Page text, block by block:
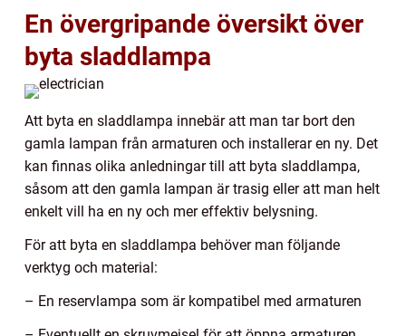
En övergripande översikt över
byta sladdlampa
Att byta en sladdlampa innebär att man tar bort den
gamla lampan från armaturen och installerar en ny. Det
kan finnas olika anledningar till att byta sladdlampa,
såsom att den gamla lampan är trasig eller att man helt
enkelt vill ha en ny och mer effektiv belysning.
För att byta en sladdlampa behöver man följande
verktyg och material:
– En reservlampa som är kompatibel med armaturen